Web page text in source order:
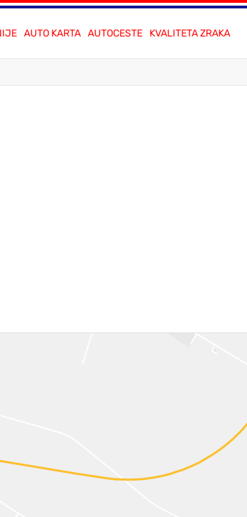
AUTO KARTA AUTOCESTE KVALITETA ZRAKA